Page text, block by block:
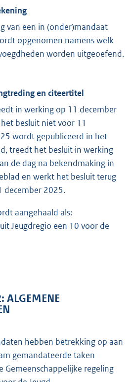
van een in (onder)mandaat
opgenomen namens welk
worden uitgeoefend.
en citeertitel
in werking op 11 december
besluit niet voor 11
wordt gepubliceerd in het
treedt het besluit in werking
de dag na bekendmaking in
en werkt het besluit terug
december 2025.
aangehaald als:
Jeugdregio een 10 voor de
ALGEMENE
hebben betrekking op aan
gemandateerde taken
Gemeenschappelijke regeling